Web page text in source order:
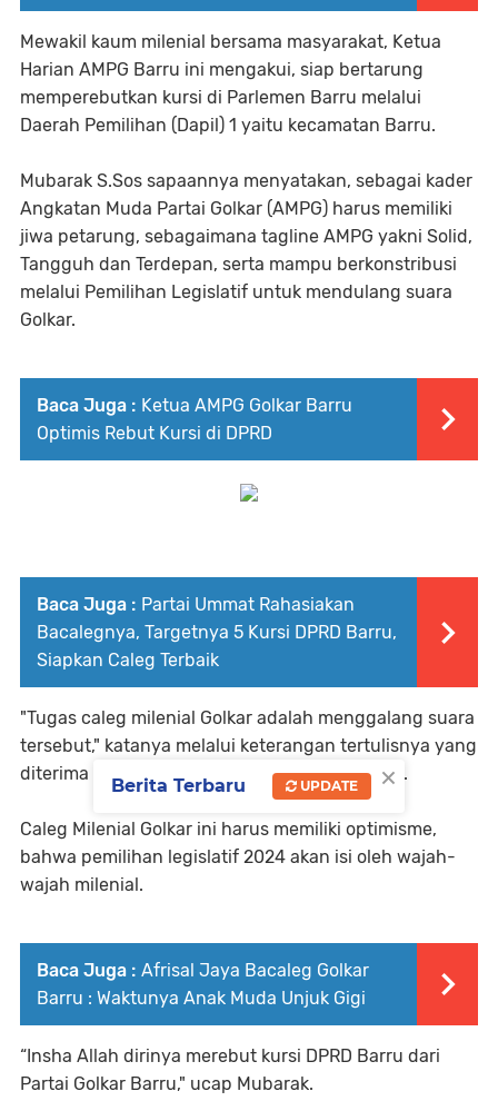
Mewakil kaum milenial bersama masyarakat, Ketua
Harian AMPG Barru ini mengakui, siap bertarung
memperebutkan kursi di Parlemen Barru melalui
Daerah Pemilihan (Dapil) 1 yaitu kecamatan Barru.
Mubarak S.Sos sapaannya menyatakan, sebagai kader
Angkatan Muda Partai Golkar (AMPG) harus memiliki
jiwa petarung, sebagaimana tagline AMPG yakni Solid,
Tangguh dan Terdepan, serta mampu berkonstribusi
melalui Pemilihan Legislatif untuk mendulang suara
Golkar.
Baca Juga : Ketua AMPG Golkar Barru
Optimis Rebut Kursi di DPRD
Baca Juga : Partai Ummat Rahasiakan
Bacalegnya, Targetnya 5 Kursi DPRD Barru,
Siapkan Caleg Terbaik
"Tugas caleg milenial Golkar adalah menggalang suara
tersebut," katanya melalui keterangan tertulisnya yang
diterima redaksi, Minggu (14/05/2023). Malam.
Caleg Milenial Golkar ini harus memiliki optimisme,
bahwa pemilihan legislatif 2024 akan isi oleh wajah-
wajah milenial.
Baca Juga : Afrisal Jaya Bacaleg Golkar
Barru : Waktunya Anak Muda Unjuk Gigi
“Insha Allah dirinya merebut kursi DPRD Barru dari
Partai Golkar Barru," ucap Mubarak.
×
Berita Terbaru UPDATE